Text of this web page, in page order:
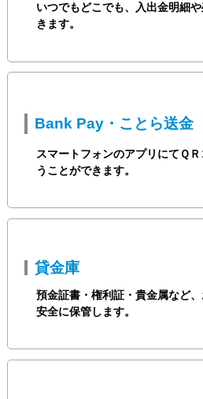
いつでもどこでも、入出金明細
きます。
Bank Pay・ことら送金
スマートフォンのアプリにてＱ
うことができます。
貸金庫
預金証書・権利証・貴金属など
安全に保管します。